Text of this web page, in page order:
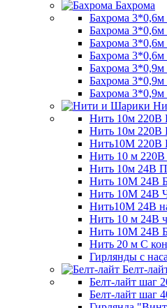
Бахрома
Бахрома
Бахрома
Бахрома
Бахрома
Бахрома
Бахрома
Бахрома
Нить 10м
Нить 10м
Нить10М 220В
Нить 10 м 220В
Нить 10м 24В
Нить 10М 24В
Нить 10М 24В
Нить10М 24В
Нить 10 м 24В
Нить 10М 24В
Нить 20 м С
Гирлянды с
Белт-
Белт-лайт шаг
Белт-лайт шаг